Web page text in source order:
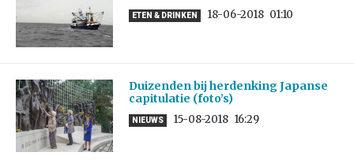
ETEN & DRINKEN 18-06-2018 01:10
Duizenden bij herdenking Japanse
capitulatie (foto’s)
NIEUWS 15-08-2018 16:29